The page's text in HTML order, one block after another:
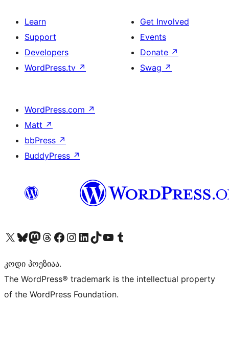
Learn
Support
Developers
WordPress.tv ↗
Get Involved
Events
Donate ↗
Swag ↗
WordPress.com ↗
Matt ↗
bbPress ↗
BuddyPress ↗
Visit our X (formerly Twitter) account
Visit our Bluesky account
Visit our Mastodon account
Visit our Threads account
Visit our Facebook page
Visit our Instagram account
Visit our LinkedIn account
Visit our TikTok account
Visit our YouTube channel
Visit our Tumblr account
კოდი პოეზიაა.
The WordPress® trademark is the intellectual property
of the WordPress Foundation.